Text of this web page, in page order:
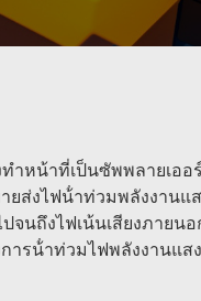
าหน้าที่เป็นซัพพลายเอ
ยส่งไฟน้ําท่วมพลังงาน
นถึงไฟเน้นเสียงภาย
รน้ําท่วมไฟพลังงานแส